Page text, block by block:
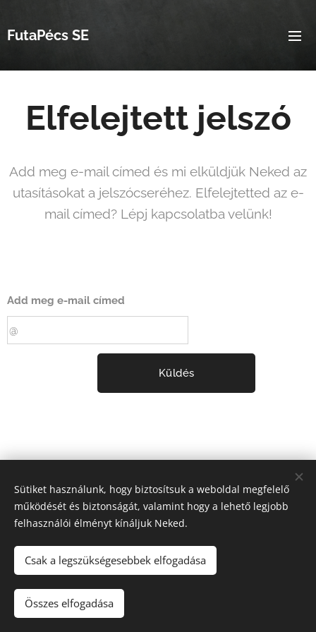
FutaPécs SE
Elfelejtett jelszó
Add meg e-mail címed és mi elküldjük Neked az
utasításokat a jelszócseréhez. Elfelejtetted az e-
mail címed? Lépj kapcsolatba velünk!
Add meg e-mail címed
Küldés
Az oldalt a FutaPécs SE kezeli.
Sütiket használunk, hogy biztosítsuk a weboldal megfelelő
működését és biztonságát, valamint hogy a lehető legjobb
felhasználói élményt kínáljuk Neked.
Csak a legszükségesebbek elfogadása
Összes elfogadása